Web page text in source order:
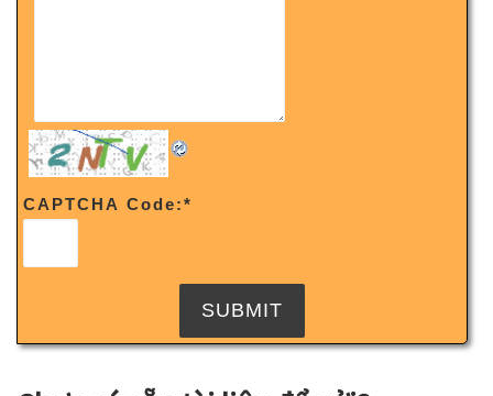
CAPTCHA Code:*